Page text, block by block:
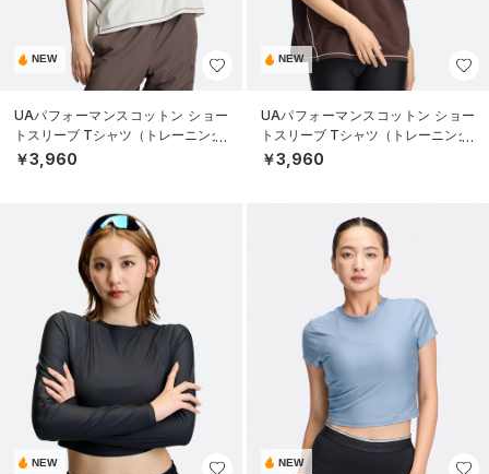
NEW
UAパフォーマンスコットン ショー
トスリーブ Tシャツ（トレーニング/
WOMEN）
￥3,960
NEW
UAパフォーマンスコットン ショー
トスリーブ Tシャツ（トレーニング/
WOMEN）
￥3,960
NEW NEW